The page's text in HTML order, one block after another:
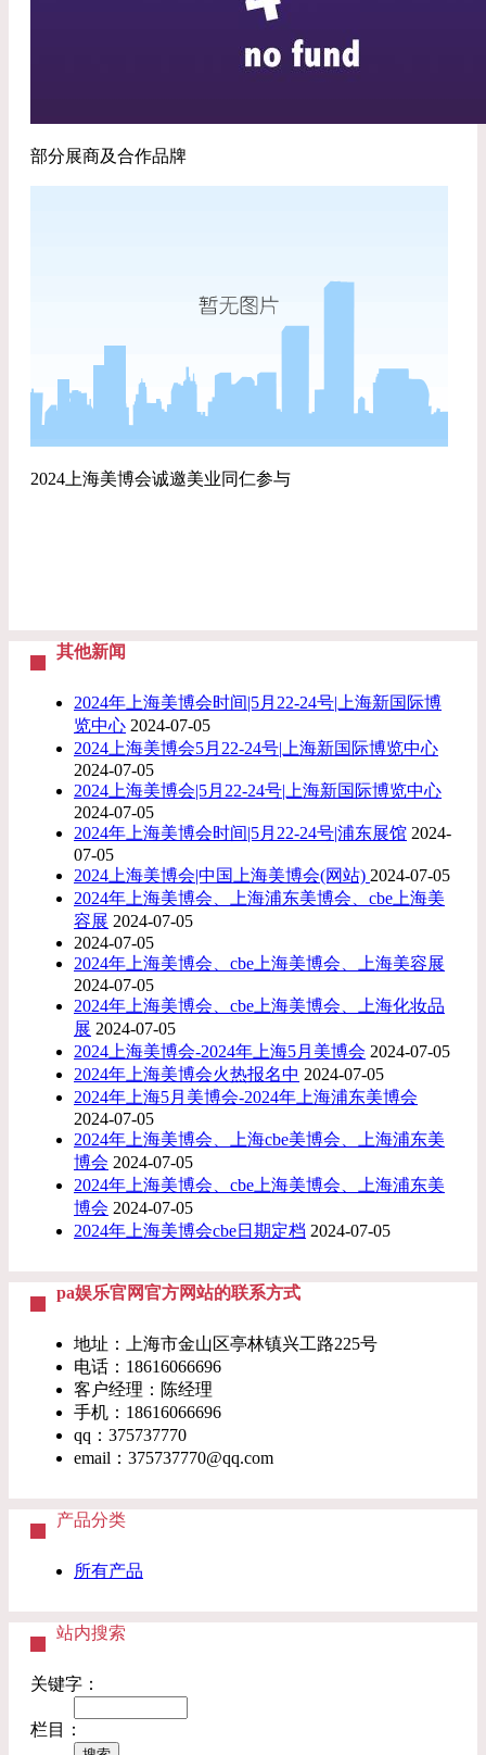
部分展商及合作品牌
2024上海美博会诚邀美业同仁参与
其他新闻
2024年上海美博会时间|5月22-24号|上海新国际博
览中心 2024-07-05
2024上海美博会5月22-24号|上海新国际博览中心
2024-07-05
2024上海美博会|5月22-24号|上海新国际博览中心
2024-07-05
2024年上海美博会时间|5月22-24号|浦东展馆 2024-
07-05
2024上海美博会|中国上海美博会(网站) 2024-07-05
2024年上海美博会、上海浦东美博会、cbe上海美
容展 2024-07-05
2024-07-05
2024年上海美博会、cbe上海美博会、上海美容展
2024-07-05
2024年上海美博会、cbe上海美博会、上海化妆品
展 2024-07-05
2024上海美博会-2024年上海5月美博会 2024-07-05
2024年上海美博会火热报名中 2024-07-05
2024年上海5月美博会-2024年上海浦东美博会
2024-07-05
2024年上海美博会、上海cbe美博会、上海浦东美
博会 2024-07-05
2024年上海美博会、cbe上海美博会、上海浦东美
博会 2024-07-05
2024年上海美博会cbe日期定档 2024-07-05
pa娱乐官网官方网站的联系方式
地址：上海市金山区亭林镇兴工路225号
电话：18616066696
客户经理：陈经理
手机：18616066696
qq：375737770
email： 375737770@qq.com
产品分类
所有产品
站内搜索
关键字：
栏目：